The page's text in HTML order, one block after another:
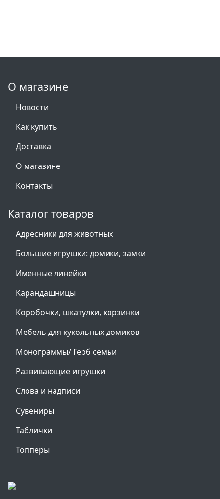
О магазине
Новости
Как купить
Доставка
О магазине
Контакты
Каталог товаров
Адресники для животных
Большие игрушки: домики, замки
Именные линейки
Карандашницы
Коробочки, шкатулки, корзинки
Мебель для кукольных домиков
Монограммы/ Герб семьи
Развивающие игрушки
Слова и надписи
Сувениры
Таблички
Топперы